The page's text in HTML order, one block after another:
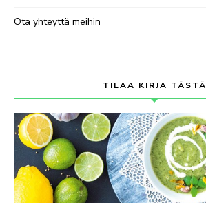
Ota yhteyttä meihin
TILAA KIRJA TÄSTÄ